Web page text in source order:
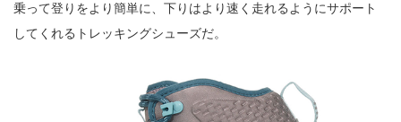
乗って登りをより簡単に、下りはより速く走れるようにサポート
してくれるトレッキングシューズだ。